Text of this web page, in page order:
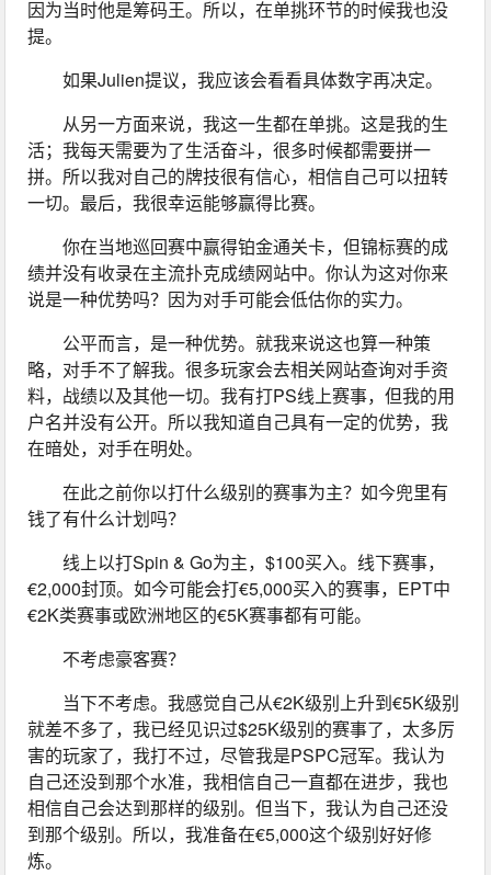
因为当时他是筹码王。所以，在单挑环节的时候我也没
提。
如果Julien提议，我应该会看看具体数字再决定。
从另一方面来说，我这一生都在单挑。这是我的生
活；我每天需要为了生活奋斗，很多时候都需要拼一
拼。所以我对自己的牌技很有信心，相信自己可以扭转
一切。最后，我很幸运能够赢得比赛。
你在当地巡回赛中赢得铂金通关卡，但锦标赛的成
绩并没有收录在主流扑克成绩网站中。你认为这对你来
说是一种优势吗？因为对手可能会低估你的实力。
公平而言，是一种优势。就我来说这也算一种策
略，对手不了解我。很多玩家会去相关网站查询对手资
料，战绩以及其他一切。我有打PS线上赛事，但我的用
户名并没有公开。所以我知道自己具有一定的优势，我
在暗处，对手在明处。
在此之前你以打什么级别的赛事为主？如今兜里有
钱了有什么计划吗？
线上以打Spin & Go为主，$100买入。线下赛事，
€2,000封顶。如今可能会打€5,000买入的赛事，EPT中
€2K类赛事或欧洲地区的€5K赛事都有可能。
不考虑豪客赛？
当下不考虑。我感觉自己从€2K级别上升到€5K级别
就差不多了，我已经见识过$25K级别的赛事了，太多厉
害的玩家了，我打不过，尽管我是PSPC冠军。我认为
自己还没到那个水准，我相信自己一直都在进步，我也
相信自己会达到那样的级别。但当下，我认为自己还没
到那个级别。所以，我准备在€5,000这个级别好好修
炼。